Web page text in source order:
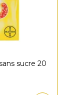
sucre 20